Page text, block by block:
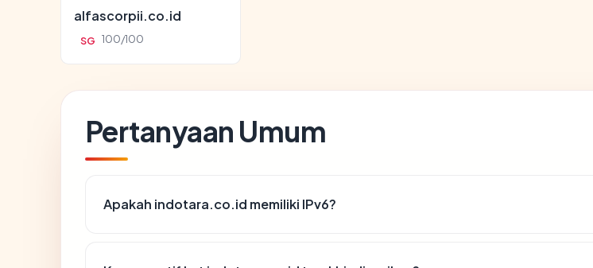
alfascorpii.co.id
SG 100/100
Pertanyaan Umum
Apakah indotara.co.id memiliki IPv6?